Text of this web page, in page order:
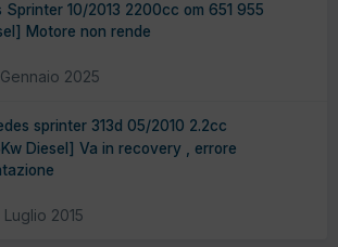
Sprinter 10/2013 2200cc om 651 955
Motore non rende
2025
sprinter 313d 05/2010 2.2cc
Diesel] Va in recovery , errore
Luglio 2015